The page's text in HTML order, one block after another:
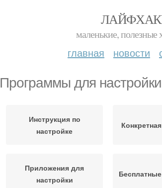
маленькие, полезные
главная новости
Программы для настройки
Инструкция по
настройке
Приложения для
настройки